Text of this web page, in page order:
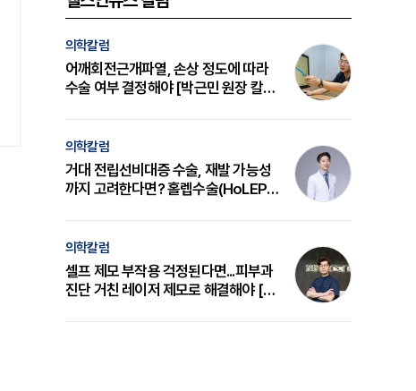
의학칼럼
어깨회전근개파열, 손상 정도에 따라
수술 여부 결정해야 [박근민 원장 칼
의학칼럼
거대 전립선비대증 수술, 재발 가능성
까지 고려한다면? 홀렙수술(HoLEP)
의학칼럼
셀프 제모 부작용 걱정된다면...피부과
진단 거친 레이저 제모로 해결해야 [변